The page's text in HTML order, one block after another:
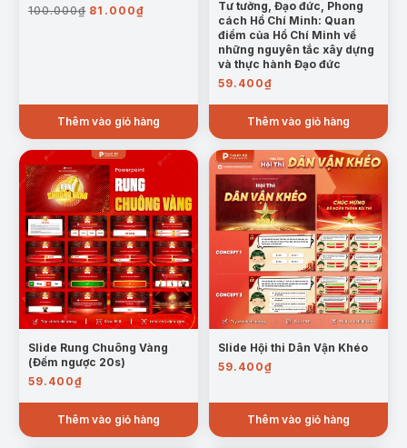
100.000₫ Giá
81.000₫Giá
Thêm vào giỏ hàng
Tư tưởng, Đạo đức, Phong
cách Hồ Chí Minh: Quan
điểm của Hồ Chí Minh về
những nguyên tắc xây dựng
và thực hành Đạo đức
59.400₫
Thêm vào giỏ hàng
Slide Rung Chuông Vàng
(Đếm ngược 20s)
59.400₫
Thêm vào giỏ hàng
Slide Hội thi Dân Vận Khéo
59.400₫
Thêm vào giỏ hàng